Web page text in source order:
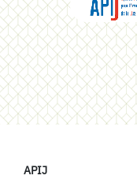
ZE LAB
CONTACT
APIJ